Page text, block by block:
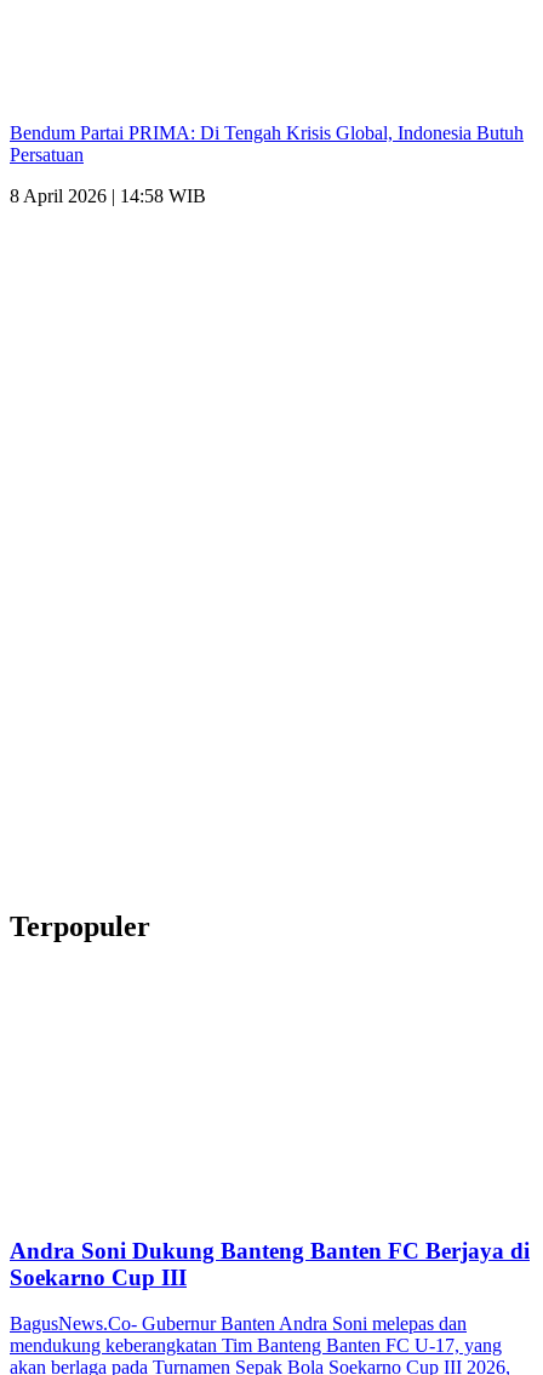
Bendum Partai PRIMA: Di Tengah Krisis Global, Indonesia Butuh
Persatuan
8 April 2026 | 14:58 WIB
Terpopuler
Andra Soni Dukung Banteng Banten FC Berjaya di
Soekarno Cup III
BagusNews.Co- Gubernur Banten Andra Soni melepas dan
mendukung keberangkatan Tim Banteng Banten FC U-17, yang
akan berlaga pada Turnamen Sepak Bola Soekarno Cup III 2026,